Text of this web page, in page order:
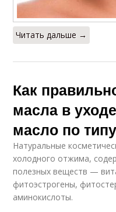
Читать дальше →
Как
масла в
масло по
Натуральные
холодного отжима,
полезных веществ —
фитоэстрогены,
аминокислоты.